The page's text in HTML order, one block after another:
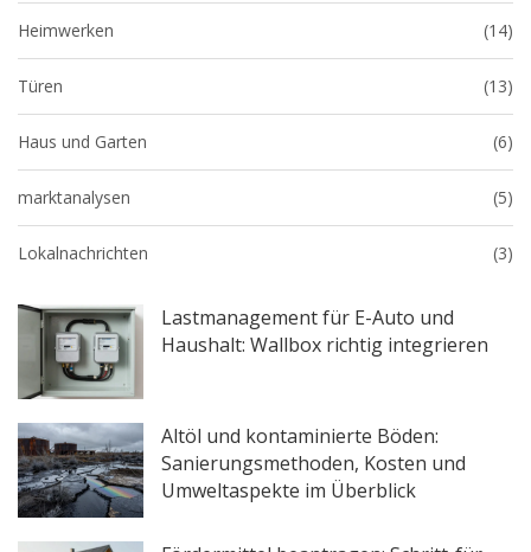
Heimwerken (14)
Türen (13)
Haus und Garten (6)
marktanalysen (5)
Lokalnachrichten (3)
Lastmanagement für E-Auto und
Haushalt: Wallbox richtig integrieren
Altöl und kontaminierte Böden:
Sanierungsmethoden, Kosten und
Umweltaspekte im Überblick